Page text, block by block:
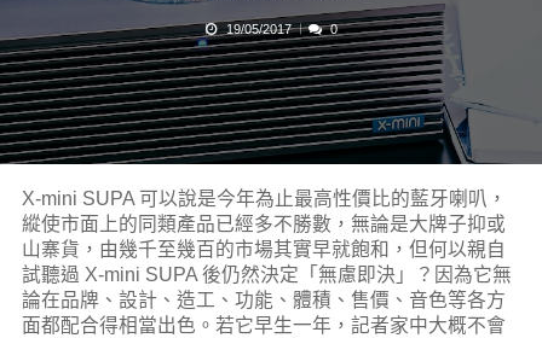
19/05/2017 0
X-mini SUPA 可以說是今年為止最高性價比的藍牙喇叭，
縱使市面上的同類產品已經多不勝數，無論是大牌子抑或
山寨貨，由幾千至幾百的市場其實早就飽和，但何以親自
試聽過 X-mini SUPA 後仍然決定「無慮即決」？因為它無
論在品牌、設計、造工、功能、體積、售價、音色等各方
面都配合得相當出色。若它早生一年，記者家中大概不會